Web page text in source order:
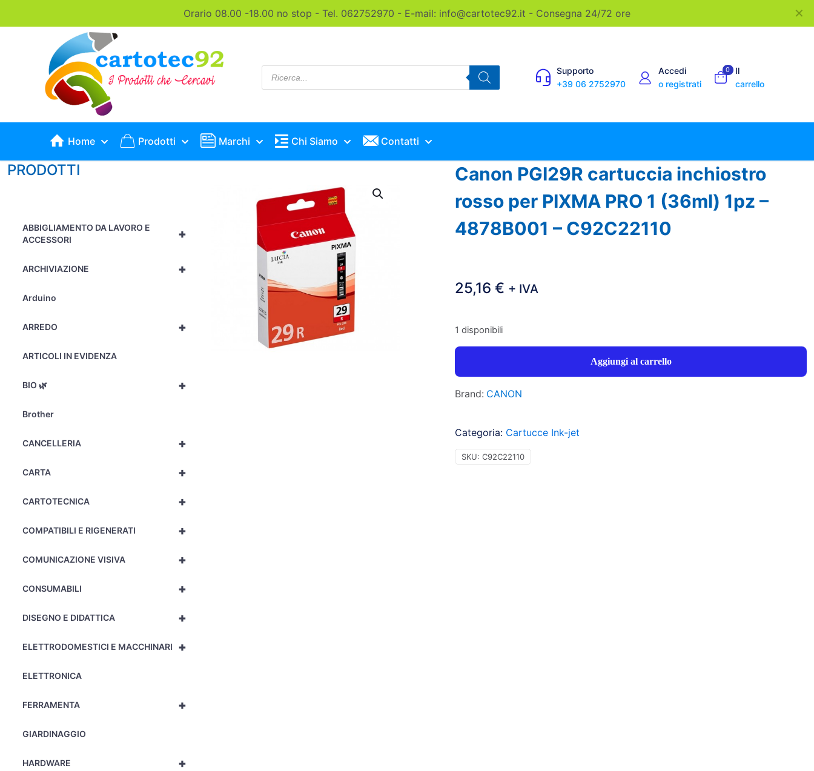
Orario 08.00 -18.00 no stop - Tel. 062752970 - E-mail: info@cartotec92.it - Consegna 24/72 ore ✕
Products
search
Supporto
+39 06 2752970
Accedi
o registrati
0
Il
carrello
Home Prodotti Marchi Chi Siamo Contatti
PRODOTTI
+
ABBIGLIAMENTO DA LAVORO E
ACCESSORI
+
ARCHIVIAZIONE
Arduino
+
ARREDO
ARTICOLI IN EVIDENZA
+
BIO 🌿
Brother
+
CANCELLERIA
+
CARTA
+
CARTOTECNICA
+
COMPATIBILI E RIGENERATI
+
COMUNICAZIONE VISIVA
+
CONSUMABILI
+
DISEGNO E DIDATTICA
+
ELETTRODOMESTICI E MACCHINARI
ELETTRONICA
+
FERRAMENTA
GIARDINAGGIO
+
HARDWARE
Canon PGI29R cartuccia inchiostro
rosso per PIXMA PRO 1 (36ml) 1pz –
4878B001 – C92C22110
25,16€ + IVA
1 disponibili
Aggiungi al carrello
Brand: CANON
Categoria: Cartucce Ink-jet
SKU:C92C22110